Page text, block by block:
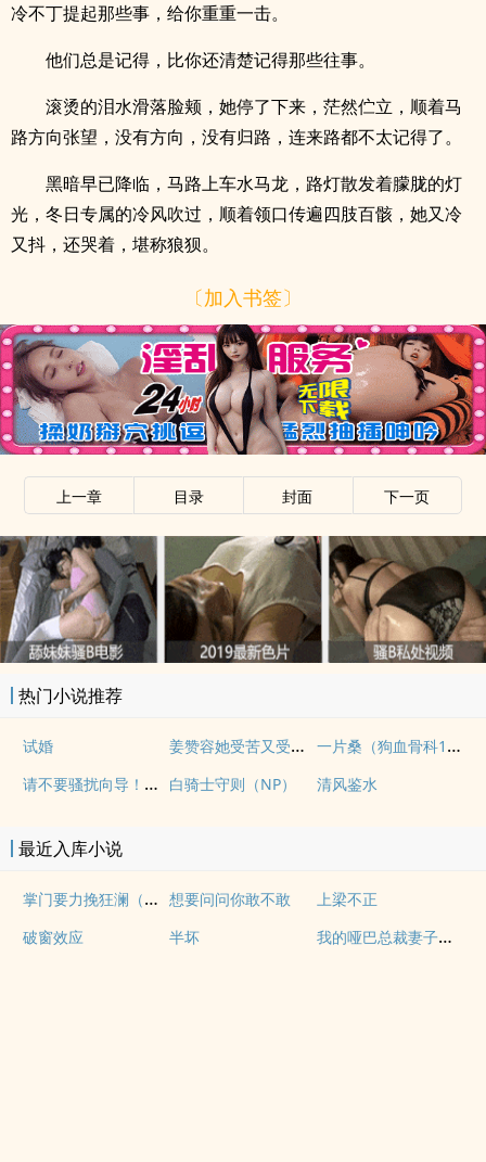
冷不丁提起那些事，给你重重一击。
他们总是记得，比你还清楚记得那些往事。
滚烫的泪水滑落脸颊，她停了下来，茫然伫立，顺着马
路方向张望，没有方向，没有归路，连来路都不太记得了。
黑暗早已降临，马路上车水马龙，路灯散发着朦胧的灯
光，冬日专属的冷风吹过，顺着领口传遍四肢百骸，她又冷
又抖，还哭着，堪称狼狈。
〔加入书签〕
上一章 目录 封面 下一页
热门小说推荐
试婚 姜赞容她受苦又受难（NPH）
一片桑（狗血骨科1v1）
请不要骚扰向导！（哨向NPH）
白骑士守则（NP） 清风鉴水
最近入库小说
掌门要力挽狂澜（重生NPH) 想要问问你敢不敢
上梁不正
破窗效应
半坏 我的哑巴总裁妻子（双A）